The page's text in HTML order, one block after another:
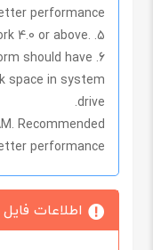
performance.
5. .Net framework 4.0 or above.
6. The platform should have,
space in system
drive.
Recommended
performance.
اطلاعات فایل